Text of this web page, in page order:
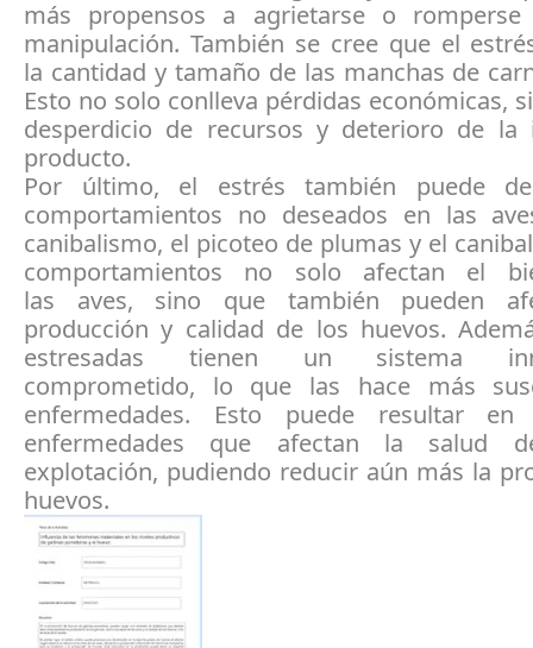
más propensos a agrietarse o
manipulación. También se cree que el
la cantidad y tamaño de las manchas de
Esto no solo conlleva pérdidas económicas,
desperdicio de recursos y deterioro de la
producto.
Por último, el estrés también puede
comportamientos no deseados en las
canibalismo, el picoteo de plumas y el
comportamientos no solo afectan el
las aves, sino que también pueden
producción y calidad de los huevos.
estresadas tienen un sistema
comprometido, lo que las hace más
enfermedades. Esto puede resultar
enfermedades que afectan la salud
explotación, pudiendo reducir aún más la
huevos.